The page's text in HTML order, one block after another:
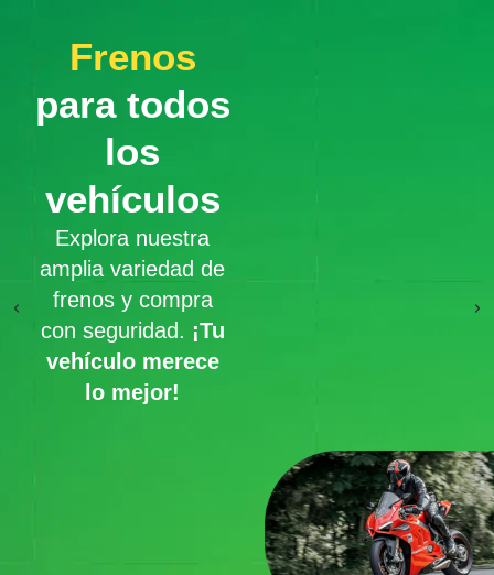
Frenos
para todos
los
vehículos
Explora nuestra
amplia variedad de
frenos y compra
con seguridad. ¡Tu
vehículo merece
lo mejor!